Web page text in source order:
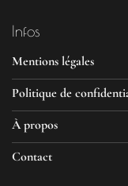
Infos
Mentions légales
Politique de
À propos
Contact